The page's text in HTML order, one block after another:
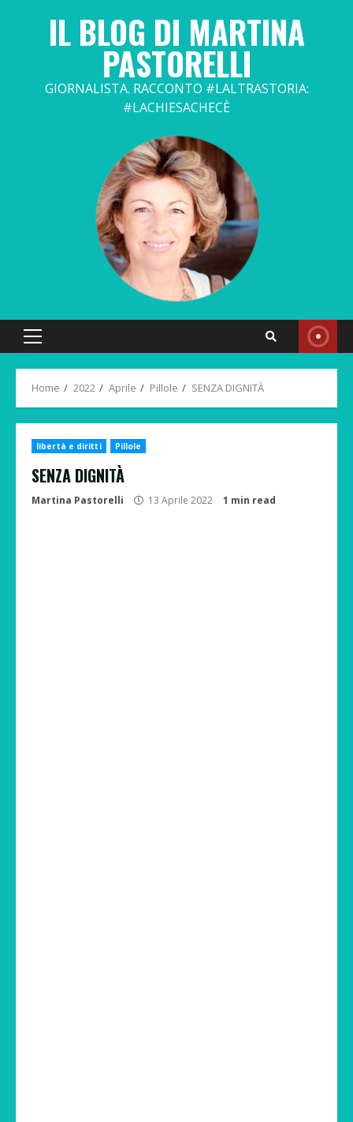
IL BLOG DI MARTINA
PASTORELLI
GIORNALISTA. RACCONTO #LALTRASTORIA:
#LACHIESACHECÈ
Primary
Home 2022 Aprile Pillole SENZA DIGNITÀ
libertà e diritti Pillole
SENZA DIGNITÀ
Martina Pastorelli 13 Aprile 2022 1 min read